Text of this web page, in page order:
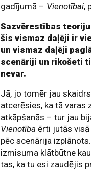
gadījumā – Vienotībai,
Sazvērestības
šis vismaz daļēji ir
un vismaz daļēji
scenāriji un rikošeti
nevar.
Jā, jo tomēr jau
atcerēsies, ka tā varas
atkāpšanās – tur jau
Vienotībaērti jutās
pēc scenārija
izmisuma klātbūtne
tas, ka tu esi zaudējis